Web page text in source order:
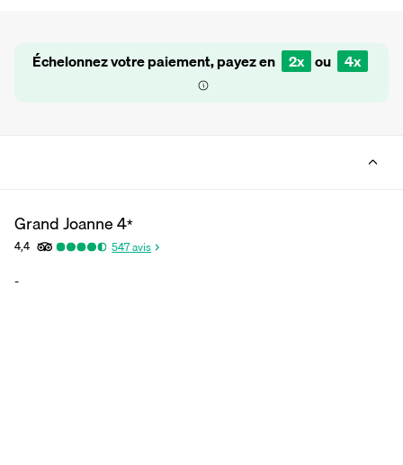
Échelonnez votre paiement, payez en 2x ou 4x
Grand Joanne4*
4,4 547avis
-